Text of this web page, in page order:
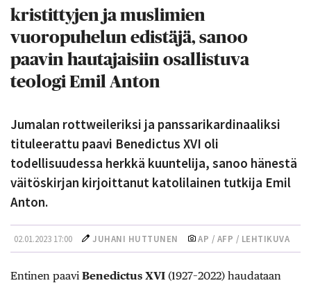
kristittyjen ja muslimien
vuoropuhelun edistäjä, sanoo
paavin hautajaisiin osallistuva
teologi Emil Anton
Jumalan rottweileriksi ja panssarikardinaaliksi
tituleerattu paavi Benedictus XVI oli
todellisuudessa herkkä kuuntelija, sanoo hänestä
väitöskirjan kirjoittanut katolilainen tutkija Emil
Anton.
02.01.2023 17:00 JUHANI HUTTUNEN AP / AFP / LEHTIKUVA
Entinen paavi Benedictus XVI (1927–2022) haudataan